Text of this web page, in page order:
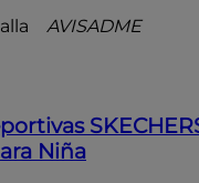
AVISADME
Niña